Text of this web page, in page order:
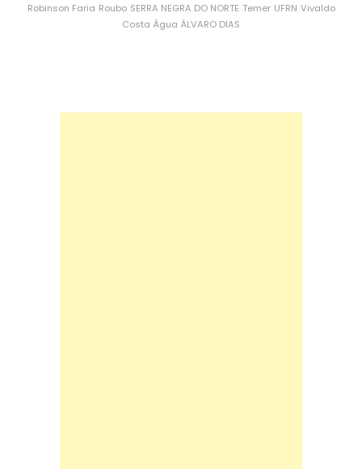
Robinson Faria Roubo SERRA NEGRA DO NORTE Temer UFRN Vivaldo
Costa Água ÁLVARO DIAS